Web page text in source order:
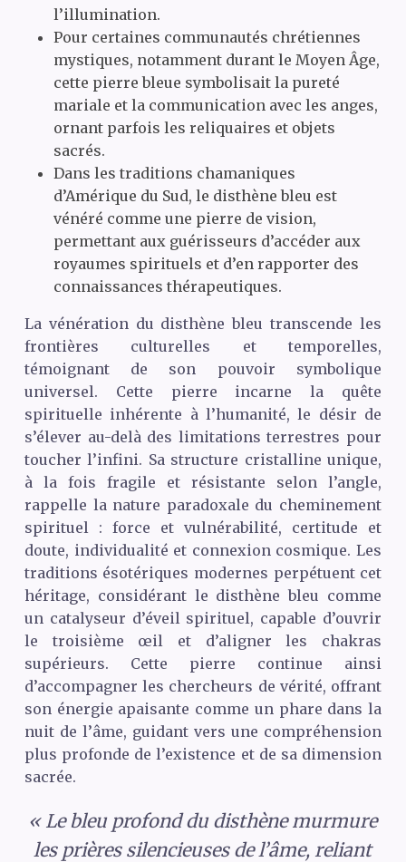
l’illumination.
Pour certaines communautés chrétiennes
mystiques, notamment durant le Moyen Âge,
cette pierre bleue symbolisait la pureté
mariale et la communication avec les anges,
ornant parfois les reliquaires et objets
sacrés.
Dans les traditions chamaniques
d’Amérique du Sud, le disthène bleu est
vénéré comme une pierre de vision,
permettant aux guérisseurs d’accéder aux
royaumes spirituels et d’en rapporter des
connaissances thérapeutiques.
La vénération du disthène bleu transcende les
frontières culturelles et temporelles,
témoignant de son pouvoir symbolique
universel. Cette pierre incarne la quête
spirituelle inhérente à l’humanité, le désir de
s’élever au-delà des limitations terrestres pour
toucher l’infini. Sa structure cristalline unique,
à la fois fragile et résistante selon l’angle,
rappelle la nature paradoxale du cheminement
spirituel : force et vulnérabilité, certitude et
doute, individualité et connexion cosmique. Les
traditions ésotériques modernes perpétuent cet
héritage, considérant le disthène bleu comme
un catalyseur d’éveil spirituel, capable d’ouvrir
le troisième œil et d’aligner les chakras
supérieurs. Cette pierre continue ainsi
d’accompagner les chercheurs de vérité, offrant
son énergie apaisante comme un phare dans la
nuit de l’âme, guidant vers une compréhension
plus profonde de l’existence et de sa dimension
sacrée.
« Le bleu profond du disthène murmure
les prières silencieuses de l’âme, reliant